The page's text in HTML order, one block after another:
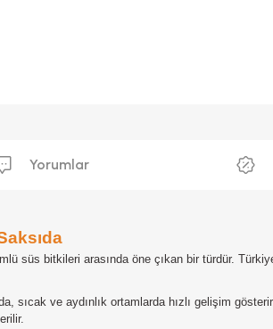
Yorumlar
süs bitkileri arasında öne çıkan bir türdür.
sıcak ve aydınlık ortamlarda hızlı gelişim